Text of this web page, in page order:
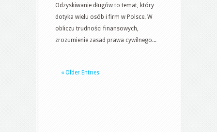
odzyskiwanie
długów?
Zajęcie
komornicze
Odzyskiwanie długów to temat, który
dotyka wielu osób i firm w Polsce. W
obliczu trudności finansowych,
zrozumienie zasad prawa cywilnego...
« Older Entries